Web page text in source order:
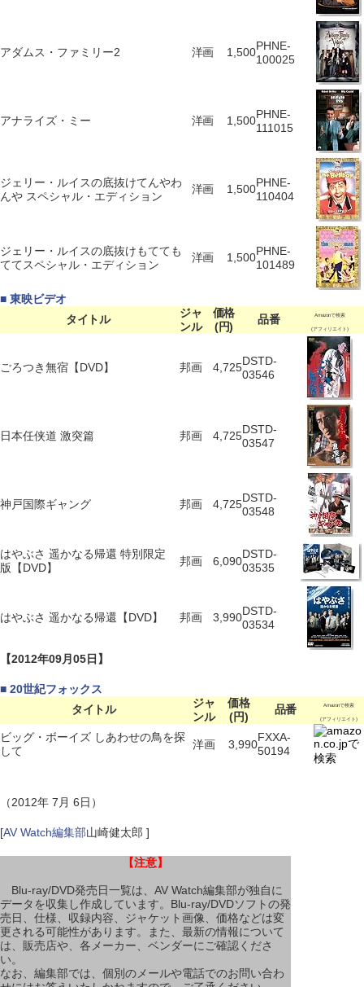
アダムス・ファミリー2 洋画 1,500PHNE-
100025
アナライズ・ミー 洋画 1,500PHNE-
111015
ジェリー・ルイスの底抜けてんやわ
んや スペシャル・エディション
洋画 1,500PHNE-
110404
ジェリー・ルイスの底抜けもてても
ててスペシャル・エディション
洋画 1,500PHNE-
101489
■ 東映ビデオ
タイトル
ジャ
ンル
価格
(円)
品番 Amazonで検索
(アフィリエイト)
ごろつき無宿【DVD】 邦画 4,725DSTD-
03546
日本任侠道 激突篇 邦画 4,725DSTD-
03547
神戸国際ギャング 邦画 4,725DSTD-
03548
はやぶさ 遥かなる帰還 特別限定
版【DVD】
邦画 6,090
DSTD-
03535
はやぶさ 遥かなる帰還【DVD】 邦画 3,990DSTD-
03534
【2012年09月05日】
■ 20世紀フォックス
タイトル
ジャ
ンル
価格
(円)
品番 Amazonで検索
(アフィリエイト)
ビッグ・ボーイズ しあわせの鳥を探
して
洋画 3,990
FXXA-
50194
（2012年 7月 6日）
[AV Watch編集部山崎健太郎 ]
【注意】
Blu-ray/DVD発売日一覧は、AV Watch編集部が独自に
データを収集し作成しています。Blu-ray/DVDソフトの発
売日、仕様、収録内容、ジャケット画像、価格などは変
更される可能性があります。また、最新の情報について
は、販売店や、各メーカー、ベンダーにご確認くださ
い。
なお、編集部では、個別のメールや電話でのお問い合わ